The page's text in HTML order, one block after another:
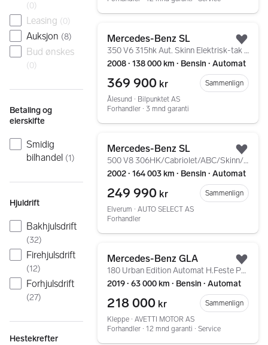
(0)
Leasing (0)
Auksjon (8)
Bud ønskes
(0)
Betaling og
eierskifte
Smidig
bilhandel (1)
Hjuldrift
Bakhjulsdrift
(32)
Firehjulsdrift
(12)
Forhjulsdrift
(27)
Hestekrefter
Mercedes-Benz SL
350 V6 315hk Aut. Skinn Elektrisk-tak Harman Kardon
2008 ∙ 138 000 km ∙ Bensin ∙ Automat
369 900 kr
Sammenlign
Ålesund ∙ Bilpunktet AS
Forhandler ∙ 3 mnd garanti
Mercedes-Benz SL
500 V8 306HK/Cabriolet/ABC/Skinn/Memory/BOSE/Soltak++
2002 ∙ 164 003 km ∙ Bensin ∙ Automat
249 990 kr
Sammenlign
Elverum ∙ AUTO SELECT AS
Forhandler
Mercedes-Benz GLA
180 Urban Edition Automat H.Feste Panorama Velholdt++
2019 ∙ 63 000 km ∙ Bensin ∙ Automat
218 000 kr
Sammenlign
Kleppe ∙ AVETTI MOTOR AS
Forhandler ∙ 12 mnd garanti ∙ Service